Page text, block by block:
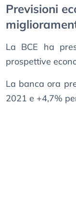
Previsioni
La BCE ha
prospettive
La banca ora
2021 e +4,7%